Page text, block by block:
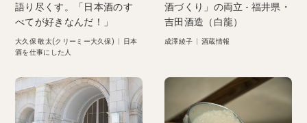
語り尽くす。「日本酒のす
べてが好きなんだ！」
大久保 敬太(クリーミー大久保)
日本
酒を仕事にした人
酒づくり」の両立 - 福井県・
吉田酒造（白龍）
成澤綾子 |酒蔵情報